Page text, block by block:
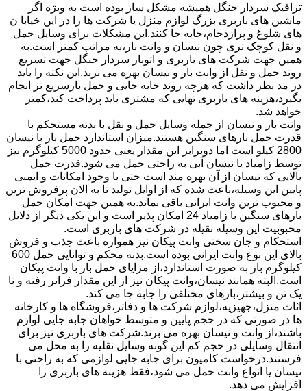
ترافیک سردار جنگل همیشه مشکل ساز بوده است به ویژه اگر
ماشین های باربری بزرگ لوازم منزل یا شرکت ها را در این خیابا ن
های شلوغ و پرازدحام،جابه جا کنند.این مشکلات برای وسایل حمل
و نقل کوچک تری چون نیسان و وانت بار،به مراتب کمتر است.به
همین جهت شرکت های باربری و اتوبار سردار جنگل جهت تسریع
روند حمل و نقل از وانت بار و نیسان بهره می برند.این نکته را باید
در مد نظر داشت که هرچه روند جابه جایی و حمل بارسریع تر انجام
بگیرد،هزینه های باربری نهایی که مشتری باید پرداخت کند،کمتر
خواهد شد.
وانت بار و نیسان از جمله وسایل حمل و نقل با بدنه مستحکم با
قدرت حمل بارهای سنگین هستند.میزان استاندارد حمل بار با نیسان
2800 کیلو است اما دوبرابر این مقدار یعنی حدود 5000 کیلوگرم نیز
توسط زامیاد یا نیسان آبی به راحتی حمل می شود.قدرت حمل
بالایی که نیسان از آن بهره مند است حتی با وجود امکانات و ایمنی
پایین این وسیله،باعث شده که از اوایل تولید تا به الان پرفروش ترین
و محبوب ترین وانت ایرانی باقی بماند.به همین جهت امکان حمل
بارهای سنگین با زامیاد 24 امکان پذیر است و این یکی دیگر از دلایل
محبوبیت این وسیله نقیله در شرکت های باربری است.
استحکام و جان سختی وانت پیکان نیز همواره باعث جذب و فروش
بالای این نوع وانت ایرانی بوده است.بدنه محکم و توانایی حمل 600
کیلوگرم بار به صورت استاندارد،از مزایای حمل بار با وانت پیکان
است.البته همانند نیسان،وانت پیکان نیز از این مقدار فراتر رفته و تا
یک تن و بیشتر،بارهای مختلفی را جابه جا می کند.
اثاث منزل،جهیزیه،لوازم شرکت ها و دفاتر،فروشگاه ها و کارخانه
ها در صورتی که در حجم پایین و متوسط خواهان جابه جایی لوازم
باشند،از وانت و نیسان بهره می برند.شرکت های باربری نیز برای
انتقال وسایلی در حجم کم این گونه وسایل نقلیه را به محل می
فرستند.درخواست کامیون برای جابه جایی لوازمی که به راحتی با
نیسان یا انواع وانت حمل می شود،فقط هزینه های باربری را
افزایش می دهد.